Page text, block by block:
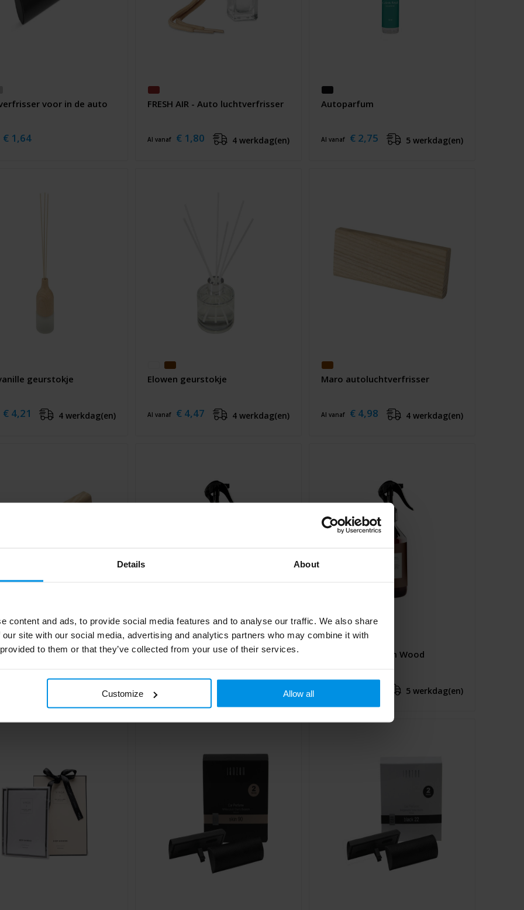
Details About
content and ads, to provide social media features and to analyse our traffic. We also share
site with our social media, advertising and analytics partners who may combine it with
to them or that they’ve collected from your use of their services.
Customize Allow all
voor in de auto
€ 1,64
FRESH AIR - Auto luchtverfrisser
Al vanaf € 1,80 4 werkdag(en)
Autoparfum
Al vanaf € 2,75 5 werkdag(en)
geurstokje
€ 4,21 4 werkdag(en)
Elowen geurstokje
Al vanaf € 4,47 4 werkdag(en)
Maro autoluchtverfrisser
Al vanaf € 4,98 4 werkdag(en)
Senang Car Freshner
4 werkdag(en)
Roomspray Fresh Forest
Al vanaf 5 werkdag(en)
Roomspray Warm Wood
5 werkdag(en)